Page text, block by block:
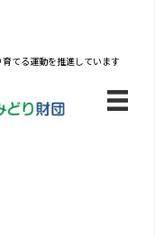
てる運動を推進しています